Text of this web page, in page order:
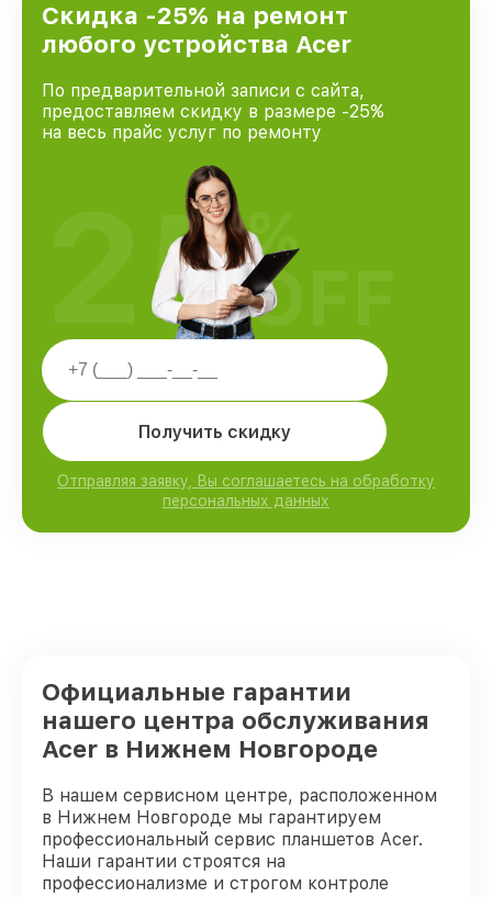
Скидка -25% на ремонт
любого устройства Acer
По предварительной записи с сайта,
предоставляем скидку в размере -25%
на весь прайс услуг по ремонту
Получить скидку
Отправляя заявку, Вы соглашаетесь на обработку
персональных данных
25%
OFF
Официальные гарантии
нашего центра обслуживания
Acer в Нижнем Новгороде
В нашем сервисном центре, расположенном
в Нижнем Новгороде мы гарантируем
профессиональный сервис планшетов Acer.
Наши гарантии строятся на
профессионализме и строгом контроле